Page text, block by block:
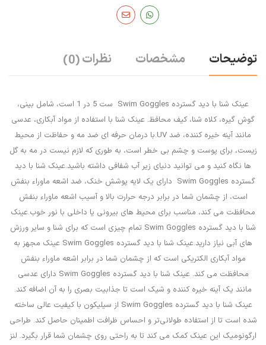
توضیحات مشخصات نظرات(0)
عینک شنا با دید گسترده Swim Goggles ست 5 در 1 است، شامل بینی،
گوش گیره، کلاه شنا، کیف محافظ. عینک شنا با استفاده از مواد آبکاری، عدسی
مانند آینه خیره کننده، ضد UV.با درمان حرفه ای ضد مه و حفاظت از محیط
زیست، برای پوست و چشم بی خطر است، به طوری که لازم نیست در مه به گل
ها نگاه کنید و می توانید دنیای زیر آب شفافی داشته باشید.عینک شنا با دید
گسترده Swim Goggles دارای یک لایه پوشش خنک، ضد اشعه ماوراء بنفش
است، از چشمان شما در برابر درجه حرارت بالا و آسیب اشعه ماوراء بنفش
محافظت می کند، مناسب برای محیط های بیرونی یا داخلی با نور خوب.عینک
شنا با دید گسترده Swim Goggles تمام چیزی است که برای شنا و سایر ورزش
های آبی نیاز دارید.عینک شنا با دید گسترده Swim Goggles عینک مجهز به
مواد آبکاری الکتریکی است که از چشمان شما در برابر اشعه ماوراء بنفش
محافظت می کند. عینک شنا با دید گسترده Swim Goggles دارای عدسی
مانند یک آینه خیره کننده و شیک است تا جذابیت بصری را به آن اضافه کند.
عینک شنا با دید گسترده Swim Goggles از سیلیکون با کیفیت عالی ساخته
شده است تا از استفاده طولانی‌تر و احساس ظرافت اطمینان حاصل کند. طراحی
ارگونومیک این عینک کمک می کند تا به راحتی روی چشمان شما قرار بگیرد. لنز